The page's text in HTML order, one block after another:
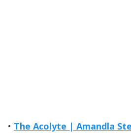
• The Acolyte | Amandla